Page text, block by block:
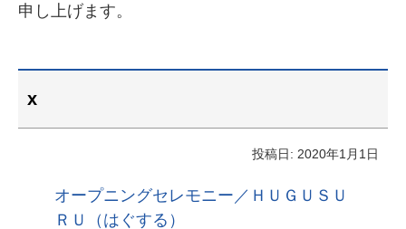
申し上げます。
x
投稿日: 2020年1月1日
オープニングセレモニー／ＨＵＧＵＳＵ
ＲＵ（はぐする）